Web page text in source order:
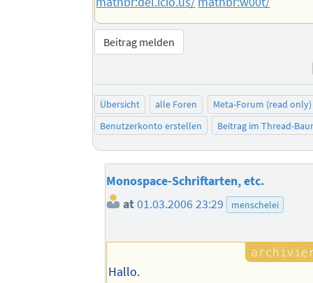
Beitrag melden
Übersicht alle Foren
Meta-Forum (read only)
Benutzerkonto erstellen
Beitrag im Thread-
Monospace-Schriftarten, etc.
at01.03.2006 23:29 menschelei
Hallo.